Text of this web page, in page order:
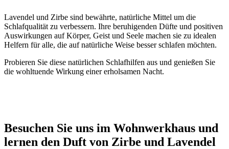
Lavendel und Zirbe sind bewährte, natürliche Mittel um die
Schlafqualität zu verbessern. Ihre beruhigenden Düfte und positiven
Auswirkungen auf Körper, Geist und Seele machen sie zu idealen
Helfern für alle, die auf natürliche Weise besser schlafen möchten.
Probieren Sie diese natürlichen Schlafhilfen aus und genießen Sie
die wohltuende Wirkung einer erholsamen Nacht.
Besuchen Sie uns im Wohnwerkhaus und
lernen den Duft von Zirbe und Lavendel